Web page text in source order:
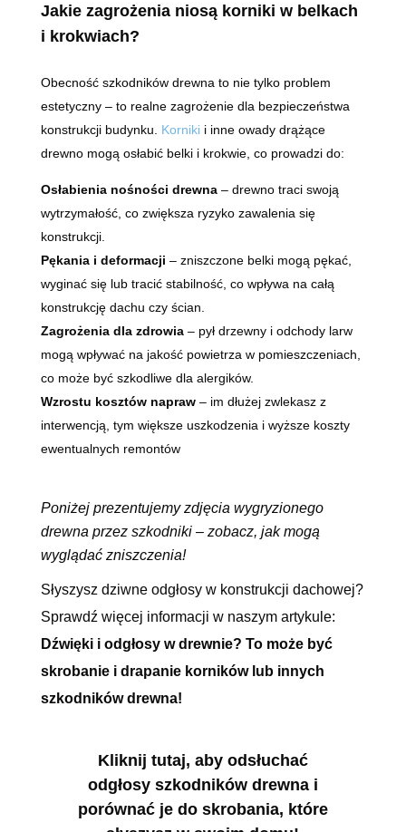
Jakie zagrożenia niosą korniki w belkach
i krokwiach?
Obecność szkodników drewna to nie tylko problem
estetyczny – to realne zagrożenie dla bezpieczeństwa
konstrukcji budynku. Kornikii inne owady drążące
drewno mogą osłabić belki i krokwie, co prowadzi do:
Osłabienia nośności drewna– drewno traci swoją
wytrzymałość, co zwiększa ryzyko zawalenia się
konstrukcji.
Pękania i deformacji – zniszczone belki mogą pękać,
wyginać się lub tracić stabilność, co wpływa na całą
konstrukcję dachu czy ścian.
Zagrożenia dla zdrowia– pył drzewny i odchody larw
mogą wpływać na jakość powietrza w pomieszczeniach,
co może być szkodliwe dla alergików.
Wzrostu kosztów napraw– im dłużej zwlekasz z
interwencją, tym większe uszkodzenia i wyższe koszty
ewentualnych remontów
Poniżej prezentujemy zdjęcia wygryzionego
drewna przez szkodniki – zobacz, jak mogą
wyglądać zniszczenia!
Słyszysz dziwne odgłosy w konstrukcji dachowej?
Sprawdź więcej informacji w naszym artykule:
Dźwięki i odgłosy w drewnie? To może być
skrobanie i drapanie korników lub innych
szkodników drewna!
Kliknij tutaj, aby odsłuchać
odgłosy szkodników drewna i
porównać je do skrobania, które